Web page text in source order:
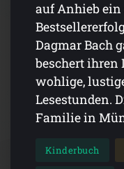
auf Anhieb ein
Dagmar Bach
beschert ihren
wohlige,
Lesestunden.
Familie in
Kinderbuch